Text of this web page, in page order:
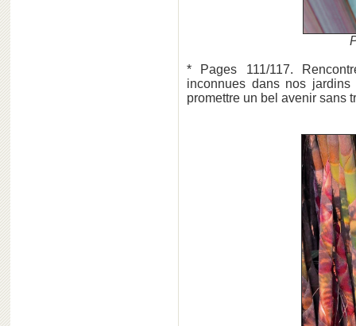
* Pages 111/117.
inconnues dans nos
promettre un bel avenir sans